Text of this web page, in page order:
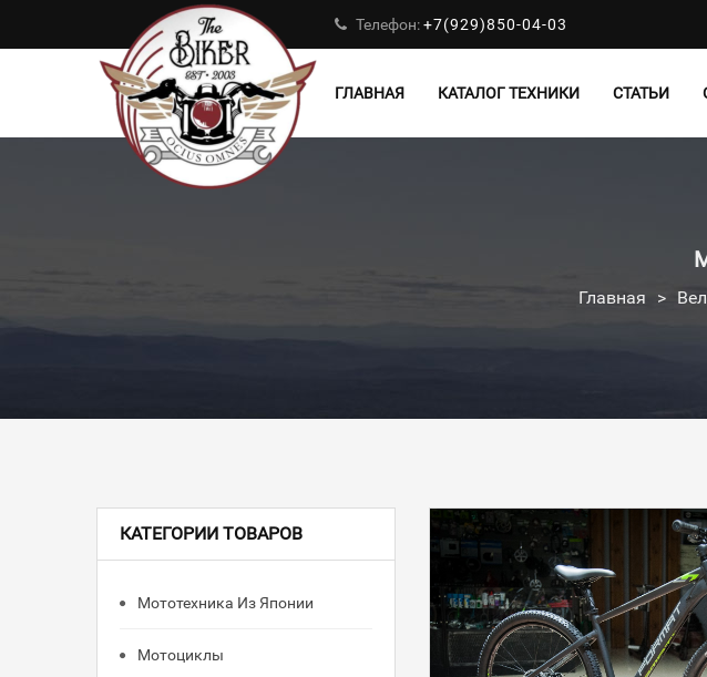
Телефон:+7(929)850-04-03
ГЛАВНАЯ КАТАЛОГ ТЕХНИКИ СТАТЬИ
Главная >
КАТЕГОРИИ ТОВАРОВ
Мототехника Из Японии
Мотоциклы